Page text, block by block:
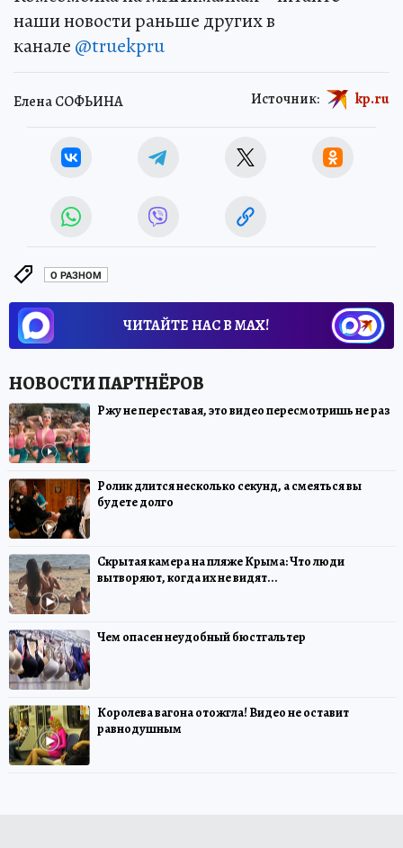
наши новости раньше других в
канале @truekpru
Елена СОФЬИНА Источник: kp.ru
О РАЗНОМ
ЧИТАЙТЕ НАС В МАХ!
Ржу не переставая, это видео пересмотришь не раз
Ролик длится несколько секунд, а смеяться вы
будете долго
Скрытая камера на пляже Крыма: Что люди
вытворяют, когда их не видят...
Чем опасен неудобный бюстгальтер
Королева вагона отожгла! Видео не оставит
равнодушным